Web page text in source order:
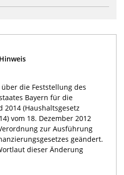
Hinweis
die Feststellung des
Bayern für die
2014 (Haushaltsgesetz
vom 18. Dezember 2012
zur Ausführung
geändert.
dieser Änderung